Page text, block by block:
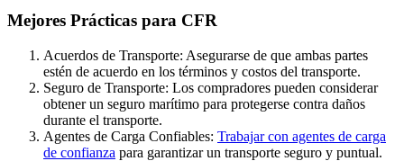
Mejores Prácticas para CFR
Acuerdos de Transporte: Asegurarse de que ambas partes
estén de acuerdo en los términos y costos del transporte.
Seguro de Transporte: Los compradores pueden considerar
obtener un seguro marítimo para protegerse contra daños
durante el transporte.
Agentes de Carga Confiables: Trabajar con agentes de carga
de confianza para garantizar un transporte seguro y puntual.